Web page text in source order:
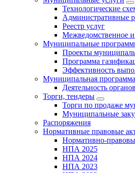
Технологические
Административные
Реестр услуг
Межведомственное
Муниципальные
Проекты
Программа
Эффективность
Муниципальная
Деятельность
Торги, тендеры
Торги по продаже
Муниципальные
Распоряжения
Нормативные правовые
Нормативно-
НПА 2025
НПА 2024
НПА 2023